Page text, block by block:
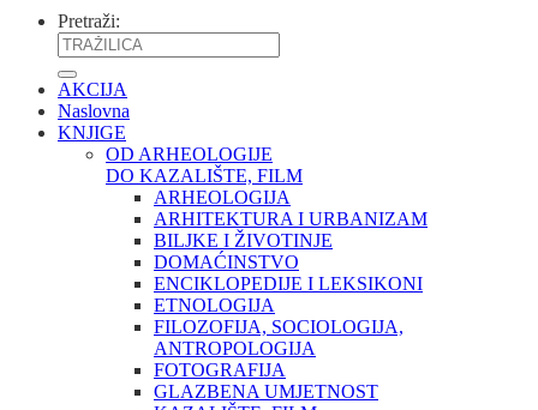
Pretraži:
AKCIJA
Naslovna
KNJIGE
OD ARHEOLOGIJE
DO KAZALIŠTE, FILM
ARHEOLOGIJA
ARHITEKTURA I URBANIZAM
BILJKE I ŽIVOTINJE
DOMAĆINSTVO
ENCIKLOPEDIJE I LEKSIKONI
ETNOLOGIJA
FILOZOFIJA, SOCIOLOGIJA,
ANTROPOLOGIJA
FOTOGRAFIJA
GLAZBENA UMJETNOST